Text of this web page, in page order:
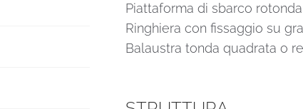
Piattaforma di sbarco
Ringhiera con fissaggio su
Balaustra tonda quadrata o